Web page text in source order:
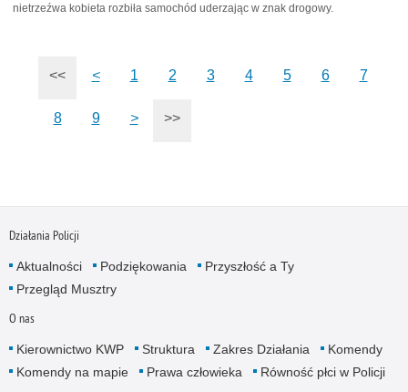
nietrzeźwa kobieta rozbiła samochód uderzając w znak drogowy.
<< < 1 2 3 4 5 6 7
8 9 > >>
Działania Policji
Aktualności Podziękowania
Przyszłość a Ty
Przegląd Musztry
O nas
Kierownictwo KWP Struktura Zakres Działania
Komendy
Komendy na mapie
Prawa człowieka Równość płci w Policji